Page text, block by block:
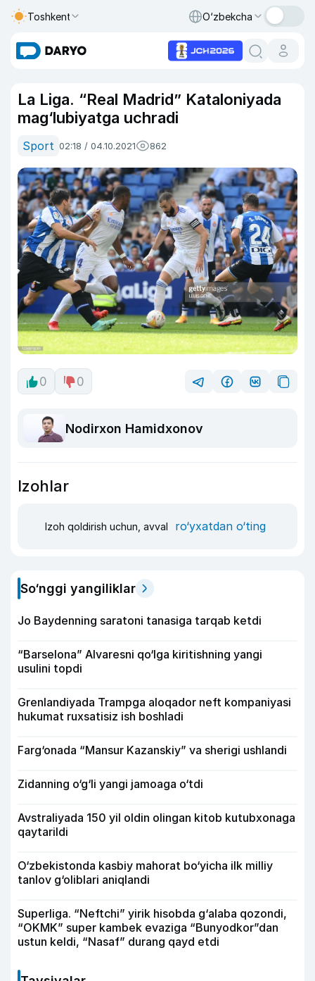
Toshkent O‘zbekcha
La Liga. “Real Madrid” Kataloniyada
mag‘lubiyatga uchradi
Sport 02:18 / 04.10.2021 862
0 0
Nodirxon Hamidxonov
Izohlar
Izoh qoldirish uchun, avval ro‘yxatdan o‘ting
So‘nggi yangiliklar
Jo Baydenning saratoni tanasiga tarqab ketdi
“Barselona” Alvaresni qo‘lga kiritishning yangi
usulini topdi
Grenlandiyada Trampga aloqador neft kompaniyasi
hukumat ruxsatisiz ish boshladi
Farg‘onada “Mansur Kazanskiy” va sherigi ushlandi
Zidanning o‘g‘li yangi jamoaga o‘tdi
Avstraliyada 150 yil oldin olingan kitob kutubxonaga
qaytarildi
O‘zbekistonda kasbiy mahorat bo‘yicha ilk milliy
tanlov g‘oliblari aniqlandi
Superliga. “Neftchi” yirik hisobda g‘alaba qozondi,
“OKMK” super kambek evaziga “Bunyodkor”dan
ustun keldi, “Nasaf” durang qayd etdi